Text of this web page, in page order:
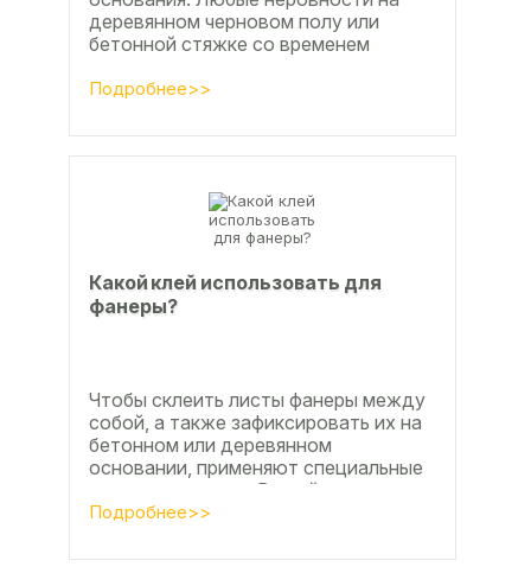
деревянном черновом полу или
бетонной стяжке со временем
Подробнее>>
Какой клей использовать для
фанеры?
Чтобы склеить листы фанеры между
собой, а также зафиксировать их на
бетонном или деревянном
основании, применяют специальные
клеевые составы. В этой статье
расскажем, какой клей...
Подробнее>>